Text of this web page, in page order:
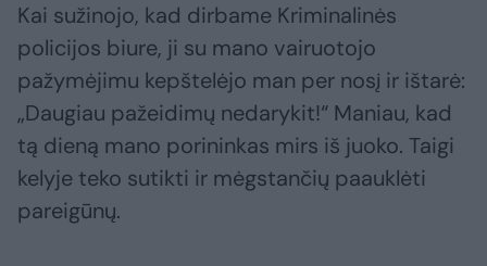
Kai sužinojo, kad dirbame Kriminalinės
policijos biure, ji su mano vairuotojo
pažymėjimu kepštelėjo man per nosį ir ištarė:
„Daugiau pažeidimų nedarykit!“ Maniau, kad
tą dieną mano porininkas mirs iš juoko. Taigi
kelyje teko sutikti ir mėgstančių paauklėti
pareigūnų.